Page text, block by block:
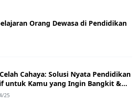
Orang Dewasa di Pendidikan
Cahaya: Solusi Nyata Pendidikan
untuk Kamu yang Ingin Bangkit &
25